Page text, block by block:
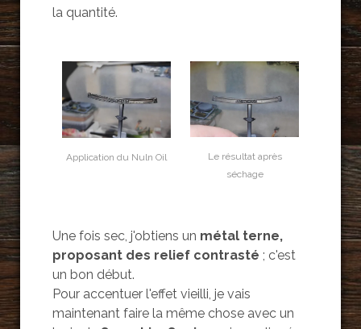
la quantité.
Application du Nuln Oil
Le résultat après
séchage
Une fois sec, j'obtiens un métal terne,
proposant des relief contrasté ; c'est
un bon début.
Pour accentuer l'effet vieilli, je vais
maintenant faire la même chose avec un